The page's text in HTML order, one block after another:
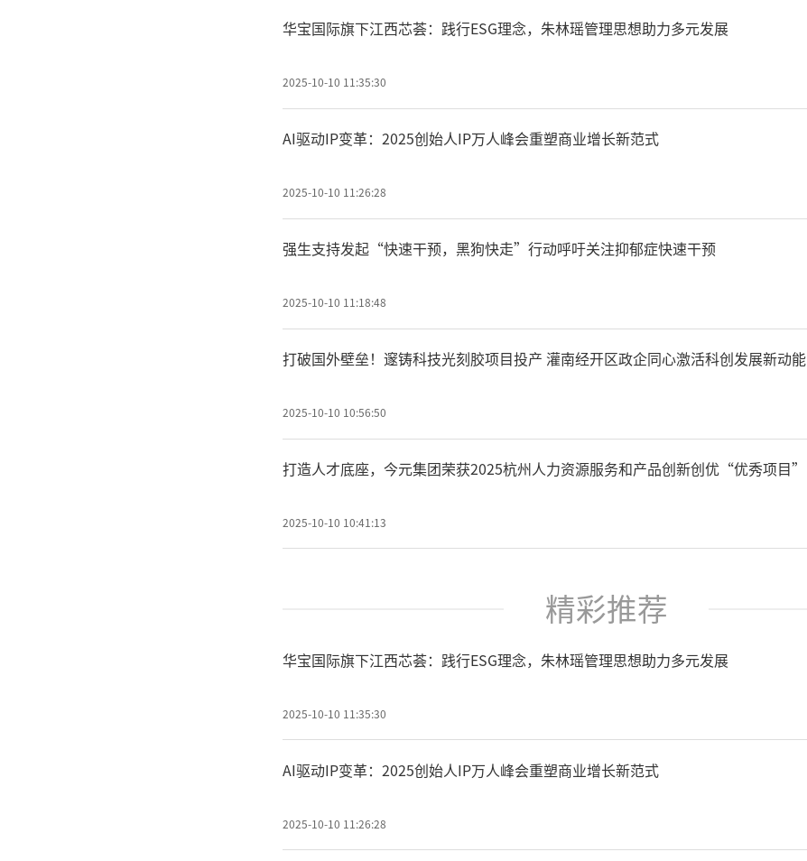
华宝国际旗下江西芯荟：践行ESG理念，朱林瑶管理思想助力多元发展
2025-10-10 11:35:30
AI驱动IP变革：2025创始人IP万人峰会重塑商业增长新范式
2025-10-10 11:26:28
强生支持发起“快速干预，黑狗快走”行动呼吁关注抑郁症快速干预
2025-10-10 11:18:48
打破国外壁垒！邃铸科技光刻胶项目投产 灌南经开区政企同心激活科创发展新动能
2025-10-10 10:56:50
打造人才底座，今元集团荣获2025杭州人力资源服务和产品创新创优“优秀项目”
2025-10-10 10:41:13
精彩推荐
华宝国际旗下江西芯荟：践行ESG理念，朱林瑶管理思想助力多元发展
2025-10-10 11:35:30
AI驱动IP变革：2025创始人IP万人峰会重塑商业增长新范式
2025-10-10 11:26:28